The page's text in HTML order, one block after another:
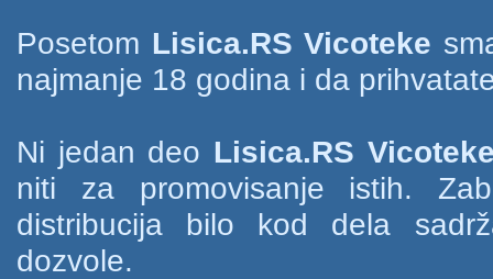
Posetom Lisica.RS Vicoteke
najmanje 18 godina i da
Ni jedan deo Lisica.RS
niti za promovisanje istih.
distribucija bilo kod dela
dozvole.